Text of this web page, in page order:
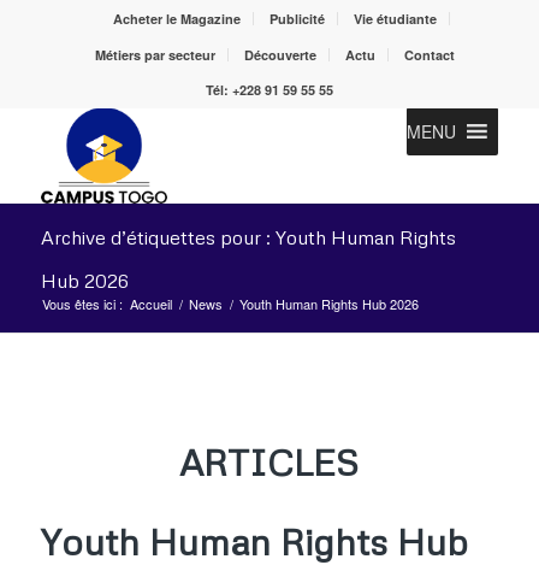
Acheter le Magazine Publicité
Vie étudiante
Métiers par secteur
Découverte Actu
Contact
Tél: +228 91 59 55 55
MENU
Archive d’étiquettes pour : Youth Human Rights
Hub 2026
Vous êtes ici : Accueil / News / Youth Human Rights Hub 2026
ARTICLES
Youth Human Rights Hub